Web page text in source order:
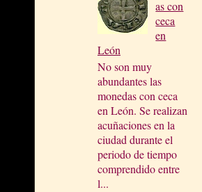
as con
ceca
en
León
No son muy
abundantes las
monedas con ceca
en León. Se realizan
acuñaciones en la
ciudad durante el
periodo de tiempo
comprendido entre
l...